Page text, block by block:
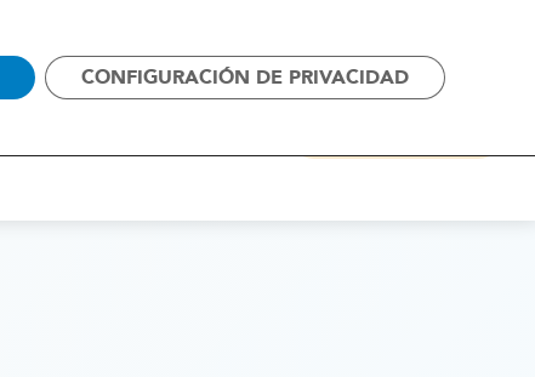
CONFIGURACIÓN DE PRIVACIDAD